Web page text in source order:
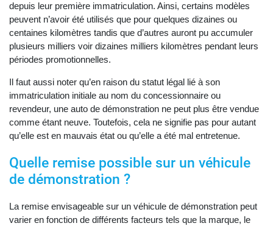
depuis leur première immatriculation. Ainsi, certains modèles
peuvent n’avoir été utilisés que pour quelques dizaines ou
centaines kilomètres tandis que d’autres auront pu accumuler
plusieurs milliers voir dizaines milliers kilomètres pendant leurs
périodes promotionnelles.
Il faut aussi noter qu’en raison du statut légal lié à son
immatriculation initiale au nom du concessionnaire ou
revendeur, une auto de démonstration ne peut plus être vendue
comme étant neuve. Toutefois, cela ne signifie pas pour autant
qu’elle est en mauvais état ou qu’elle a été mal entretenue.
Quelle remise possible sur un véhicule
de démonstration ?
La remise envisageable sur un véhicule de démonstration peut
varier en fonction de différents facteurs tels que la marque, le